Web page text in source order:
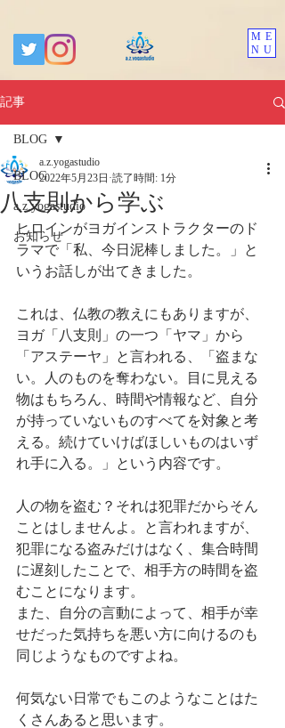
ME
NU
記事
BLOG
a.z.yogastudio
お知らせ
BLOG
八支則から学ぶ
a.z.yogastudio
2022年5月23日 読了時間: 1分
ヒロインがヨガインストラクターのド
ラマで「私、今日泥棒しました。」と
いうお話しが出てきました。
これは、仏教の教えにもありますが、
ヨガ「八支則」の一つ「ヤマ」から
「アステーヤ」と言われる、「盗まな
い。人のものを奪わない。目に見える
物はもちろん、時間や情報など、自分
が持っていないものすべてを対象と考
える。続けていけばほしいものはいず
れ手に入る。」という内容です。
人の物を盗む？それは犯罪だからそん
ことはしませんよ。と言われますが、
犯罪になる盗みだけはなく、集合時間
に遅刻したことで、相手方の時間を盗
むことになります。
また、自分の言動によって、相手が幸
せだった気持ちを悪い方に向けるのも
同じようなものですよね。
何気ない日常でもこのようなことはた
くさんあると思います。